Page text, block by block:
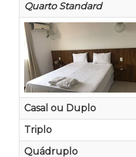
Quarto Standard
Casal ou Duplo
Triplo
Quádruplo